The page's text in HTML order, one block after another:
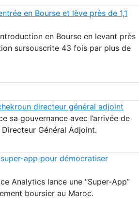
en Bourse et lève près de 1,1
en Bourse en levant près
sursouscrite 43 fois par plus de
directeur général adjoint
sa gouvernance avec l’arrivée de
Général Adjoint.
app pour démocratiser
Analytics lance une “Super-App”
boursier au Maroc.